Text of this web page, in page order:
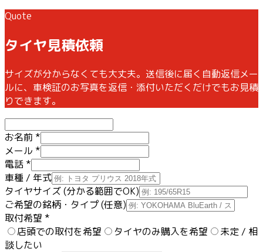
Quote
タイヤ見積依頼
サイズが分からなくても大丈夫。送信後に届く自動返信メー
ルに、車検証のお写真を返信・添付いただくだけでもお見積
りできます。
お名前 *
メール *
電話 *
車種 / 年式
タイヤサイズ(分かる範囲でOK)
ご希望の銘柄・タイプ(任意)
取付希望 *
店頭での取付を希望
タイヤのみ購入を希望
未定 / 相
談したい